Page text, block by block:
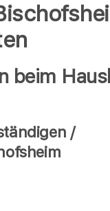
beim
/